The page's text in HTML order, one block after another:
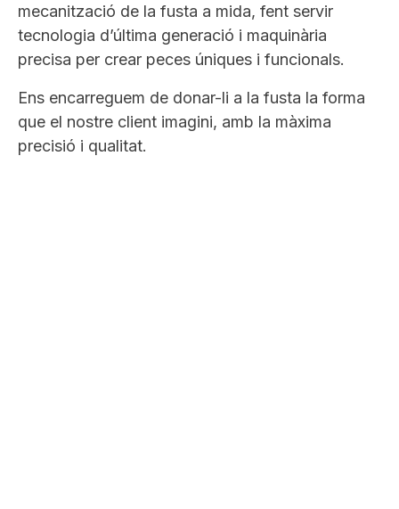
mecanització de la fusta a mida, fent servir
tecnologia d’última generació i maquinària
precisa per crear peces úniques i funcionals.
Ens encarreguem de donar-li a la fusta la forma
que el nostre client imagini, amb la màxima
precisió i qualitat.